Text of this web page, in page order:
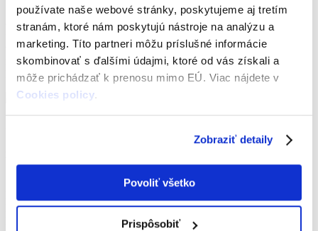
používate naše webové stránky, poskytujeme aj tretím
stranám, ktoré nám poskytujú nástroje na analýzu a
marketing. Títo partneri môžu príslušné informácie
skombinovať s ďalšími údajmi, ktoré od vás získali a
môže prichádzať k prenosu mimo EÚ. Viac nájdete v
Cookies policy.
Zobraziť detaily
Povoliť všetko
Prispôsobiť
Spolupráca išla ako po masle. Firme securion sme zverili revíziu
celej GDPR agendy. Konzultanti zistili súčasný stav, nadviazali na
už hotovú prácu a v dohodnutom čase dodali všetky potrebné
výstupy. GDPR mali v malíčku, problematiku vedeli jasne vysvetliť,
reagovali promptne a ústretovo, hľadali optimálne riešenia.
Ďakujeme a radi s Vami budeme spolupracovať aj naďalej.
Páni majú profesionálny a proaktívny prístup. Prehľad a
Komunikácia v anglickom jazyku s centrálnym GDPR responsible.
Dobrá vzájomná komunikácia, príjemná atmosféra.